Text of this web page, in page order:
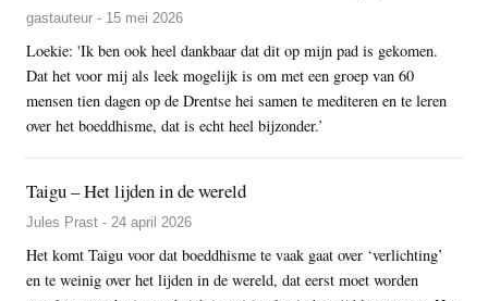
gastauteur - 15 mei 2026
Loekie: 'Ik ben ook heel dankbaar dat dit op mijn pad is gekomen.
Dat het voor mij als leek mogelijk is om met een groep van 60
mensen tien dagen op de Drentse hei samen te mediteren en te leren
over het boeddhisme, dat is echt heel bijzonder.’
Taigu – Het lijden in de wereld
Jules Prast - 24 april 2026
Het komt Taigu voor dat boeddhisme te vaak gaat over ‘verlichting’
en te weinig over het lijden in de wereld, dat eerst moet worden